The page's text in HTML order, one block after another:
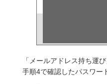
「メールアドレス持ち運
手順4で確認したパスワー